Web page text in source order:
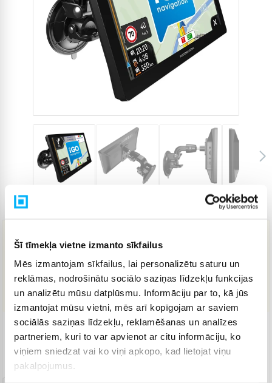
Šī tīmekļa vietne izmanto sīkfailus
Mēs izmantojam sīkfailus, lai personalizētu saturu un
reklāmas, nodrošinātu sociālo saziņas līdzekļu funkcijas
un analizētu mūsu datplūsmu. Informāciju par to, kā jūs
izmantojat mūsu vietni, mēs arī kopīgojam ar saviem
sociālās saziņas līdzekļu, reklamēšanas un analīzes
partneriem, kuri to var apvienot ar citu informāciju, ko
viņiem sniedzat vai ko viņi apkopo, kad lietojat viņu
pakalpojumus.
Preces kods 5000438
219,95 €
IELIKT GROZĀ
Piegāde: 7-12 d.d.
Norēķinieties bez papildmaksas 6 mēn.